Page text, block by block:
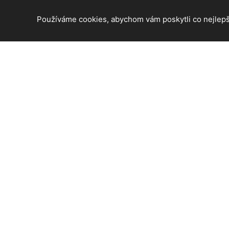
Používáme cookies, abychom vám poskytli co